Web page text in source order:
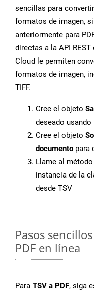
sencillas para
formatos de imagen,
anteriormente para
directas a la API
Cloud le permiten
formatos de imagen,
TIFF.
Cree el objeto
deseado usando
Cree el objeto
documento para
Llame al método
instancia de la
desde TSV
Pasos
PDF en línea
Para TSV a PDF, siga